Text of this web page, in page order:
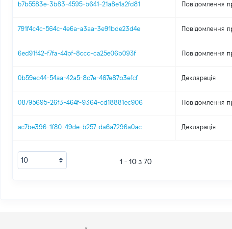
b7b5583e-3b83-4595-b641-21a8e1a2fd81 Повідомлення
791f4c4c-564c-4e6a-a3aa-3e91bde23d4e Повідомлення
6ed91f42-f7fa-44bf-8ccc-ca25e06b093f Повідомлення
0b59ec44-54aa-42a5-8c7e-467e87b3efcf Декларація
08795695-26f3-464f-9364-cd18881ec906 Повідомлення
ac7be396-1f80-49de-b257-da6a7296a0ac Декларація
1 - 10 з 70